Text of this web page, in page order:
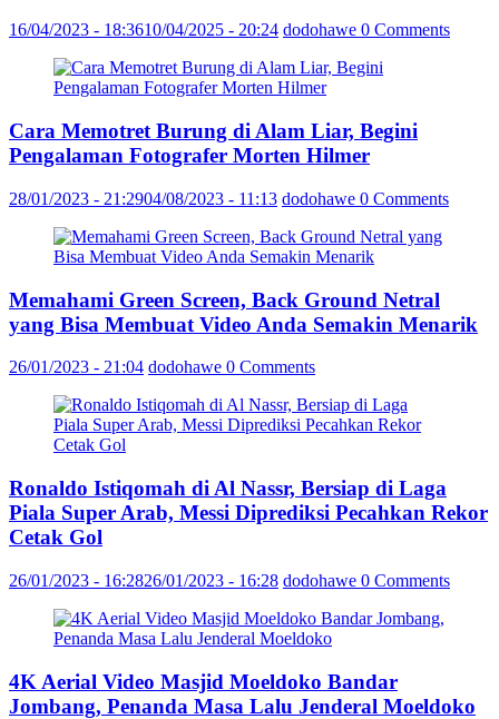
16/04/2023 - 18:3610/04/2025 - 20:24 dodohawe 0 Comments
Cara Memotret Burung di Alam Liar, Begini
Pengalaman Fotografer Morten Hilmer
28/01/2023 - 21:2904/08/2023 - 11:13 dodohawe 0 Comments
Memahami Green Screen, Back Ground Netral
yang Bisa Membuat Video Anda Semakin Menarik
26/01/2023 - 21:04 dodohawe 0 Comments
Ronaldo Istiqomah di Al Nassr, Bersiap di Laga
Piala Super Arab, Messi Diprediksi Pecahkan Rekor
Cetak Gol
26/01/2023 - 16:2826/01/2023 - 16:28 dodohawe 0 Comments
4K Aerial Video Masjid Moeldoko Bandar
Jombang, Penanda Masa Lalu Jenderal Moeldoko